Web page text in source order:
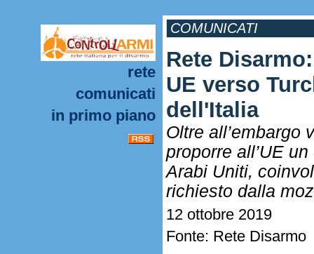
rete
comunicati
in primo piano
COMUNICATI
Rete
UE verso
dell'Italia
Oltre all’embargo
proporre all’UE
Arabi Uniti,
richiesto dalla
12 ottobre 2019
Fonte: Rete Disarmo